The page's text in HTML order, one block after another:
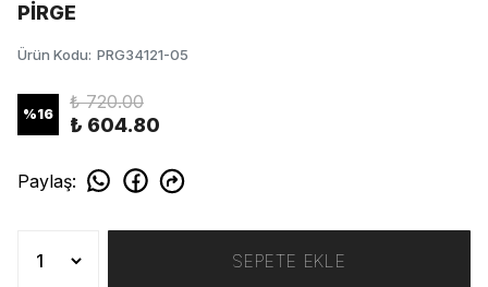
PİRGE
Ürün Kodu: PRG34121-05
%16
₺ 720.00
₺ 604.80
Paylaş:
SEPETE EKLE